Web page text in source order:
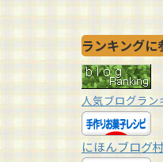
ランキング
人気ブログラン
にほんブログ村